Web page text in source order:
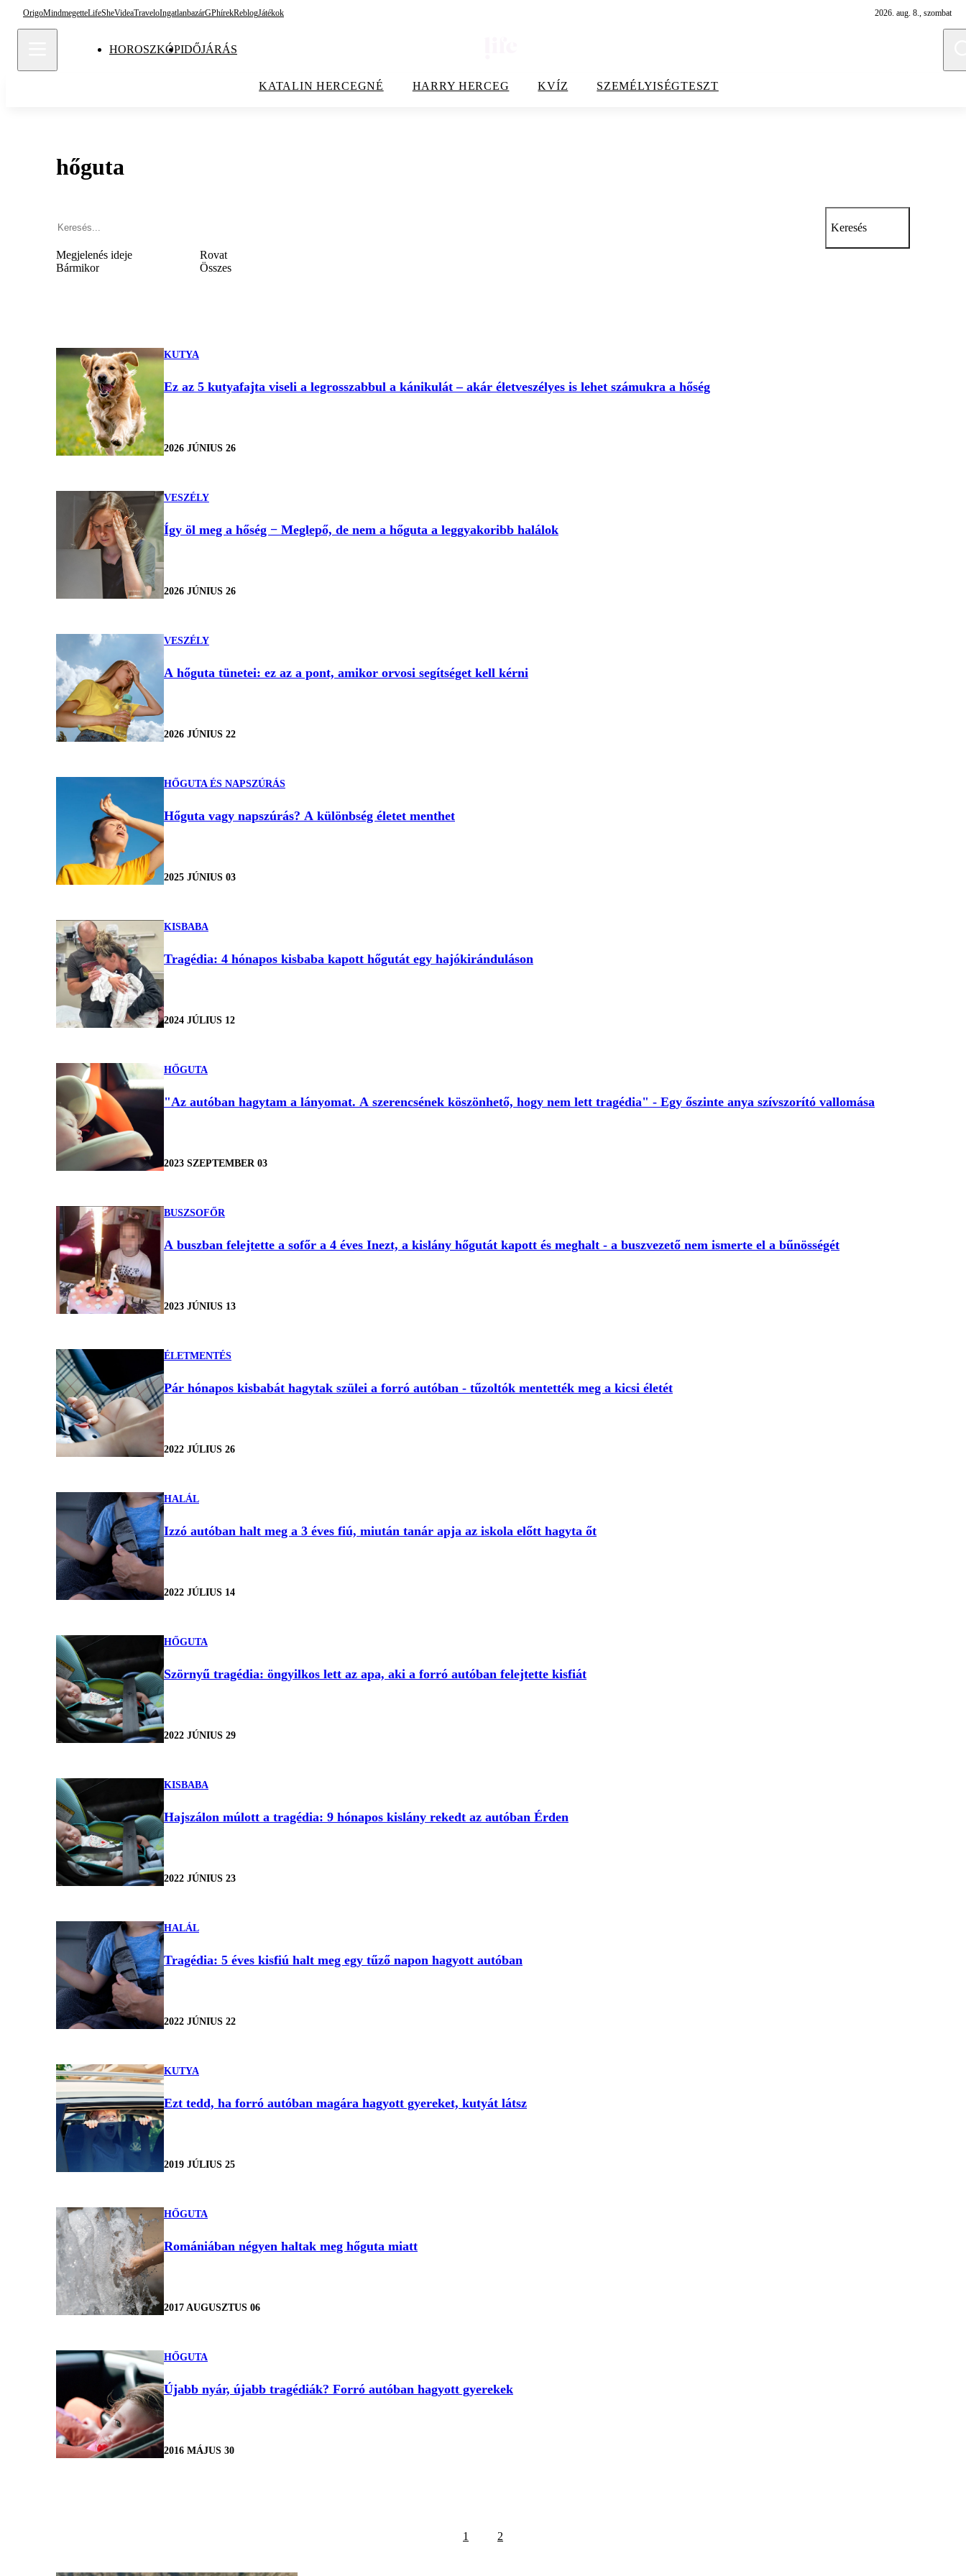
OrigoMindmegetteLifeSheVideaTraveloIngatlanbazárGPhírekReblogJátékok 2026. aug. 8., szombat
HOROSZKÓPIDŐJÁRÁS
KATALIN HERCEGNÉ HARRY HERCEG KVÍZ SZEMÉLYISÉGTESZT
hőguta
Keresés
Megjelenés ideje
Bármikor
Rovat
Összes
KUTYA
Ez az 5 kutyafajta viseli a legrosszabbul a kánikulát – akár életveszélyes is lehet számukra a hőség
2026 JÚNIUS 26
VESZÉLY
Így öl meg a hőség − Meglepő, de nem a hőguta a leggyakoribb halálok
2026 JÚNIUS 26
VESZÉLY
A hőguta tünetei: ez az a pont, amikor orvosi segítséget kell kérni
2026 JÚNIUS 22
HŐGUTA ÉS NAPSZÚRÁS
Hőguta vagy napszúrás? A különbség életet menthet
2025 JÚNIUS 03
KISBABA
Tragédia: 4 hónapos kisbaba kapott hőgutát egy hajókiránduláson
2024 JÚLIUS 12
HŐGUTA
"Az autóban hagytam a lányomat. A szerencsének köszönhető, hogy nem lett tragédia" - Egy őszinte anya szívszorító vallomása
2023 SZEPTEMBER 03
BUSZSOFŐR
A buszban felejtette a sofőr a 4 éves Inezt, a kislány hőgutát kapott és meghalt - a buszvezető nem ismerte el a bűnösségét
2023 JÚNIUS 13
ÉLETMENTÉS
Pár hónapos kisbabát hagytak szülei a forró autóban - tűzoltók mentették meg a kicsi életét
2022 JÚLIUS 26
HALÁL
Izzó autóban halt meg a 3 éves fiú, miután tanár apja az iskola előtt hagyta őt
2022 JÚLIUS 14
HŐGUTA
Szörnyű tragédia: öngyilkos lett az apa, aki a forró autóban felejtette kisfiát
2022 JÚNIUS 29
KISBABA
Hajszálon múlott a tragédia: 9 hónapos kislány rekedt az autóban Érden
2022 JÚNIUS 23
HALÁL
Tragédia: 5 éves kisfiú halt meg egy tűző napon hagyott autóban
2022 JÚNIUS 22
KUTYA
Ezt tedd, ha forró autóban magára hagyott gyereket, kutyát látsz
2019 JÚLIUS 25
HŐGUTA
Romániában négyen haltak meg hőguta miatt
2017 AUGUSZTUS 06
HŐGUTA
Újabb nyár, újabb tragédiák? Forró autóban hagyott gyerekek
2016 MÁJUS 30
1 2